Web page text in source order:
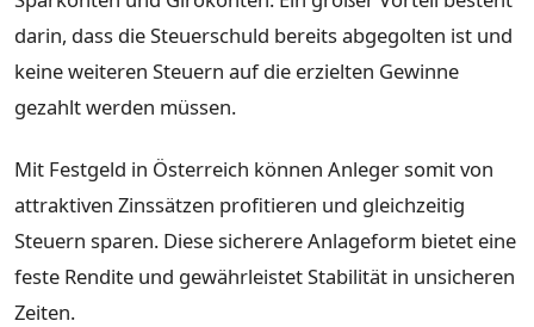
darin, dass die Steuerschuld bereits abgegolten ist und
keine weiteren Steuern auf die erzielten Gewinne
gezahlt werden müssen.
Mit Festgeld in Österreich können Anleger somit von
attraktiven Zinssätzen profitieren und gleichzeitig
Steuern sparen. Diese sicherere Anlageform bietet eine
feste Rendite und gewährleistet Stabilität in unsicheren
Zeiten.